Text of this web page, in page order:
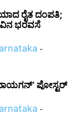
ರೈತ ದಂಪತಿ;
ಭರವಸೆ
-
ಪೋಸ್ಟರ್
-